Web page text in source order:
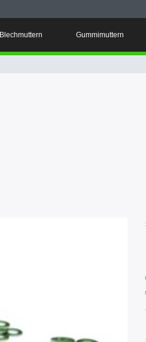
Blechmuttern Gummimuttern